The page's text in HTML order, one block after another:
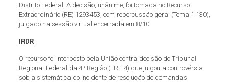
Distrito Federal. A decisão, unânime, foi tomada no Recurso
Extraordinário (RE) 1293453, com repercussão geral (Tema 1.130),
julgado na sessão virtual encerrada em 8/10.
IRDR
O recurso foi interposto pela União contra decisão do Tribunal
Regional Federal da 4ª Região (TRF-4) que julgou a controvérsia
sob a sistemática do incidente de resolução de demandas